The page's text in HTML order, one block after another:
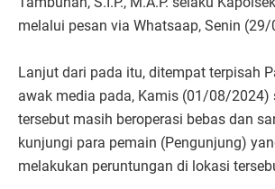
melalui pesan via Whatsaap, Senin
Lanjut dari pada itu, ditempat terpisah
awak media pada, Kamis (01/08/2024)
tersebut masih beroperasi bebas dan
kunjungi para pemain (Pengunjung)
melakukan peruntungan di lokasi